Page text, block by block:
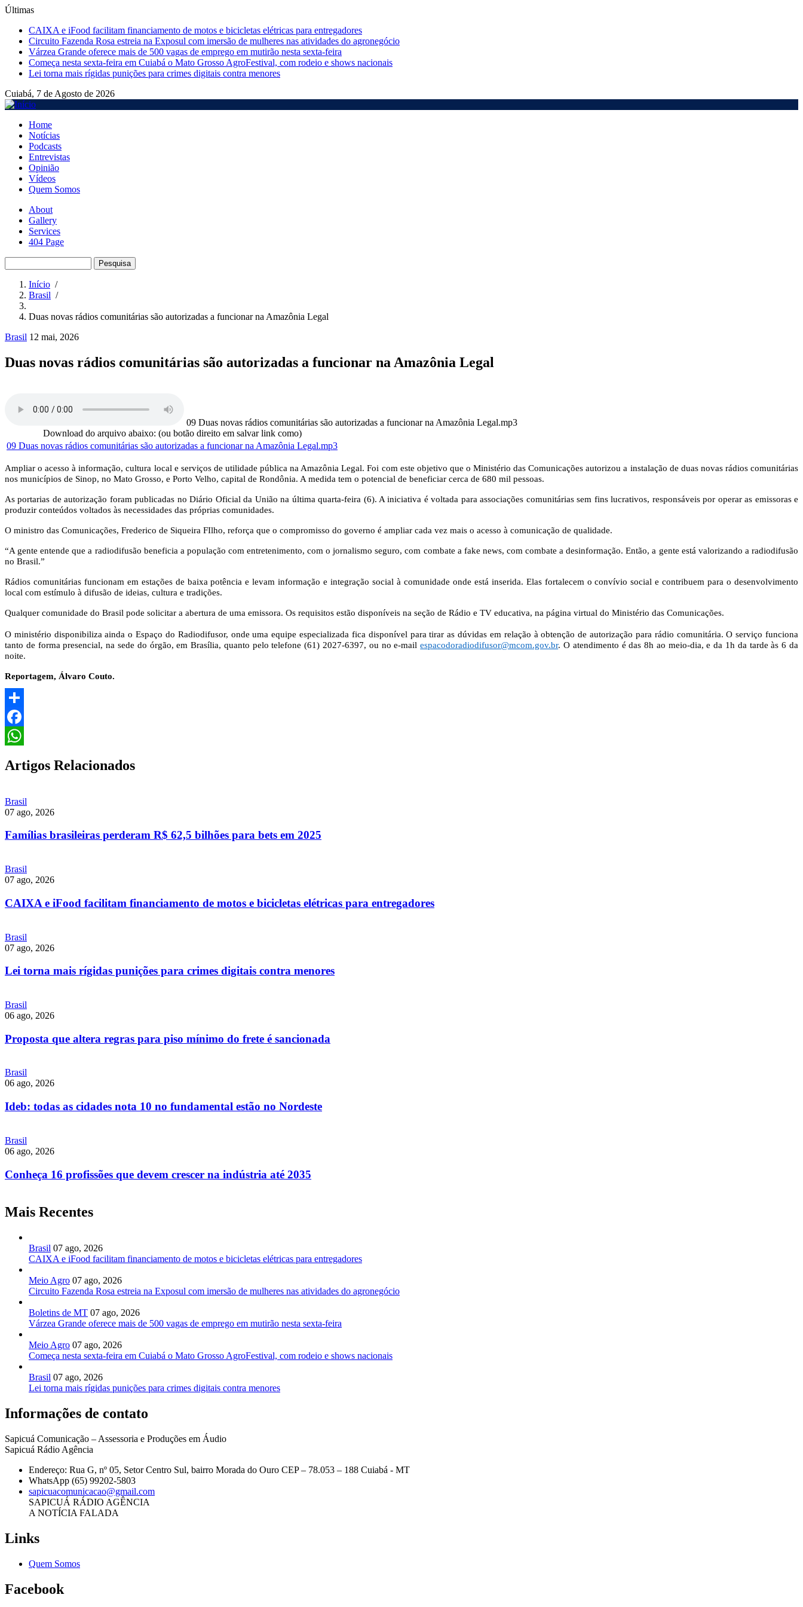
Últimas
CAIXA e iFood facilitam financiamento de motos e bicicletas elétricas para entregadores
Circuito Fazenda Rosa estreia na Exposul com imersão de mulheres nas atividades do agronegócio
Várzea Grande oferece mais de 500 vagas de emprego em mutirão nesta sexta-feira
Começa nesta sexta-feira em Cuiabá o Mato Grosso AgroFestival, com rodeio e shows nacionais
Lei torna mais rígidas punições para crimes digitais contra menores
Cuiabá, 7 de Agosto de 2026
Main
navigation
Home
Notícias
Podcasts
Entrevistas
Opinião
Vídeos
Quem Somos
Menu
second
About
Gallery
Services
404 Page
Trilha
navegação
Início /
Brasil /
Duas novas rádios comunitárias são autorizadas a funcionar na Amazônia Legal
Brasil 12 mai, 2026
Duas novas rádios comunitárias são autorizadas a funcionar na Amazônia Legal
09 Duas novas rádios comunitárias são autorizadas a funcionar na Amazônia Legal.mp3
Download do arquivo abaixo: (ou botão direito em salvar link como)
09 Duas novas rádios comunitárias são autorizadas a funcionar na Amazônia Legal.mp3
Ampliar o acesso à informação, cultura local e serviços de utilidade pública na Amazônia Legal. Foi com este objetivo que o Ministério das Comunicações autorizou a instalação de duas novas rádios comunitárias
nos municípios de Sinop, no Mato Grosso, e Porto Velho, capital de Rondônia. A medida tem o potencial de beneficiar cerca de 680 mil pessoas.
As portarias de autorização foram publicadas no Diário Oficial da União na última quarta-feira (6). A iniciativa é voltada para associações comunitárias sem fins lucrativos, responsáveis por operar as emissoras e
produzir conteúdos voltados às necessidades das próprias comunidades.
O ministro das Comunicações, Frederico de Siqueira FIlho, reforça que o compromisso do governo é ampliar cada vez mais o acesso à comunicação de qualidade.
“A gente entende que a radiodifusão beneficia a população com entretenimento, com o jornalismo seguro, com combate a fake news, com combate a desinformação. Então, a gente está valorizando a radiodifusão
no Brasil.”
Rádios comunitárias funcionam em estações de baixa potência e levam informação e integração social à comunidade onde está inserida. Elas fortalecem o convívio social e contribuem para o desenvolvimento
local com estímulo à difusão de ideias, cultura e tradições.
Qualquer comunidade do Brasil pode solicitar a abertura de uma emissora. Os requisitos estão disponíveis na seção de Rádio e TV educativa, na página virtual do Ministério das Comunicações.
O ministério disponibiliza ainda o Espaço do Radiodifusor, onde uma equipe especializada fica disponível para tirar as dúvidas em relação à obtenção de autorização para rádio comunitária. O serviço funciona
tanto de forma presencial, na sede do órgão, em Brasília, quanto pelo telefone (61) 2027-6397, ou no e-mailespacodoradiodifusor@mcom.gov.br. O atendimento é das 8h ao meio-dia, e da 1h da tarde às 6 da
noite.
Reportagem, Álvaro Couto.
Share
Facebook
Artigos Relacionados
Brasil
07 ago, 2026
Famílias brasileiras perderam R$ 62,5 bilhões para bets em 2025
Brasil
07 ago, 2026
CAIXA e iFood facilitam financiamento de motos e bicicletas elétricas para entregadores
Brasil
07 ago, 2026
Lei torna mais rígidas punições para crimes digitais contra menores
Brasil
06 ago, 2026
Proposta que altera regras para piso mínimo do frete é sancionada
Brasil
06 ago, 2026
Ideb: todas as cidades nota 10 no fundamental estão no Nordeste
Brasil
06 ago, 2026
Conheça 16 profissões que devem crescer na indústria até 2035
Mais Recentes
Brasil 07 ago, 2026
CAIXA e iFood facilitam financiamento de motos e bicicletas elétricas para entregadores
Meio Agro 07 ago, 2026
Circuito Fazenda Rosa estreia na Exposul com imersão de mulheres nas atividades do agronegócio
Boletins de MT 07 ago, 2026
Várzea Grande oferece mais de 500 vagas de emprego em mutirão nesta sexta-feira
Meio Agro 07 ago, 2026
Começa nesta sexta-feira em Cuiabá o Mato Grosso AgroFestival, com rodeio e shows nacionais
Brasil 07 ago, 2026
Lei torna mais rígidas punições para crimes digitais contra menores
Informações de contato
Sapicuá Comunicação – Assessoria e Produções em Áudio
Sapicuá Rádio Agência
Endereço: Rua G, nº 05, Setor Centro Sul, bairro Morada do Ouro CEP – 78.053 – 188 Cuiabá - MT
WhatsApp (65) 99202-5803
sapicuacomunicacao@gmail.com
SAPICUÁ RÁDIO AGÊNCIA
A NOTÍCIA FALADA
Links
Quem Somos
Facebook